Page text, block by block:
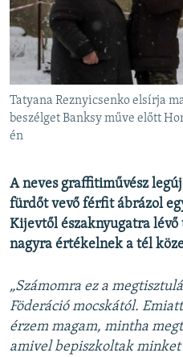
EURÓPAI UNIÓ
VILÁG
KLÍMAVÁLTOZÁS
A MÚLT TANULSÁGAI
Valamennyi RFE/RL
Tatyana Reznyicsenko elsírja
beszélget Banksy műve előtt
én
A neves graffitiművész
fürdőt vevő férfit ábrázol
Kijevtől északnyugatra
nagyra értékelnek a tél
„Számomra ez a
Föderáció mocskától.
érzem magam, mintha
amivel bepiszkoltak